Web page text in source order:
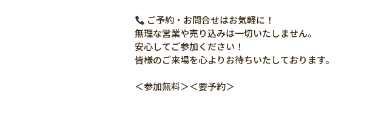
ご予約・お問合せはお気軽に！
無理な営業や売り込みは一切いたしません。
安心してご参加ください！
皆様のご来場を心よりお待ちいたしております。
＜参加無料＞＜要予約＞